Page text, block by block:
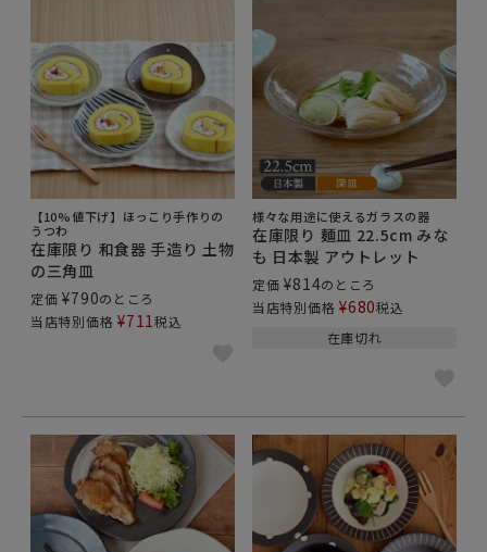
【10%値下げ】ほっこり手作りの
うつわ
在庫限り 和食器 手造り 土物
の三角皿
定価 ¥790のところ
当店特別価格 ¥711税込
様々な用途に使えるガラスの器
在庫限り 麺皿 22.5cm みな
も 日本製 アウトレット
定価 ¥814のところ
当店特別価格 ¥680税込
在庫切れ